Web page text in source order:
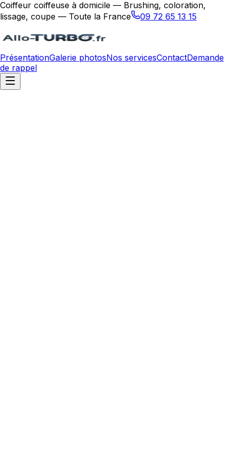
Coiffeur coiffeuse à domicile — Brushing, coloration,
lissage, coupe — Toute la France
09 72 65 13 15
PrésentationGalerie photosNos servicesContactDemande
de rappel